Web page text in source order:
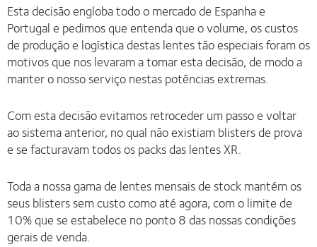
Esta decisão engloba todo o mercado de Espanha e
Portugal e pedimos que entenda que o volume, os custos
de produção e logística destas lentes tão especiais foram os
motivos que nos levaram a tomar esta decisão, de modo a
manter o nosso serviço nestas potências extremas.
Com esta decisão evitamos retroceder um passo e voltar
ao sistema anterior, no qual não existiam blisters de prova
e se facturavam todos os packs das lentes XR.
Toda a nossa gama de lentes mensais de stock mantém os
seus blisters sem custo como até agora, com o limite de
10% que se estabelece no ponto 8 das nossas condições
gerais de venda.